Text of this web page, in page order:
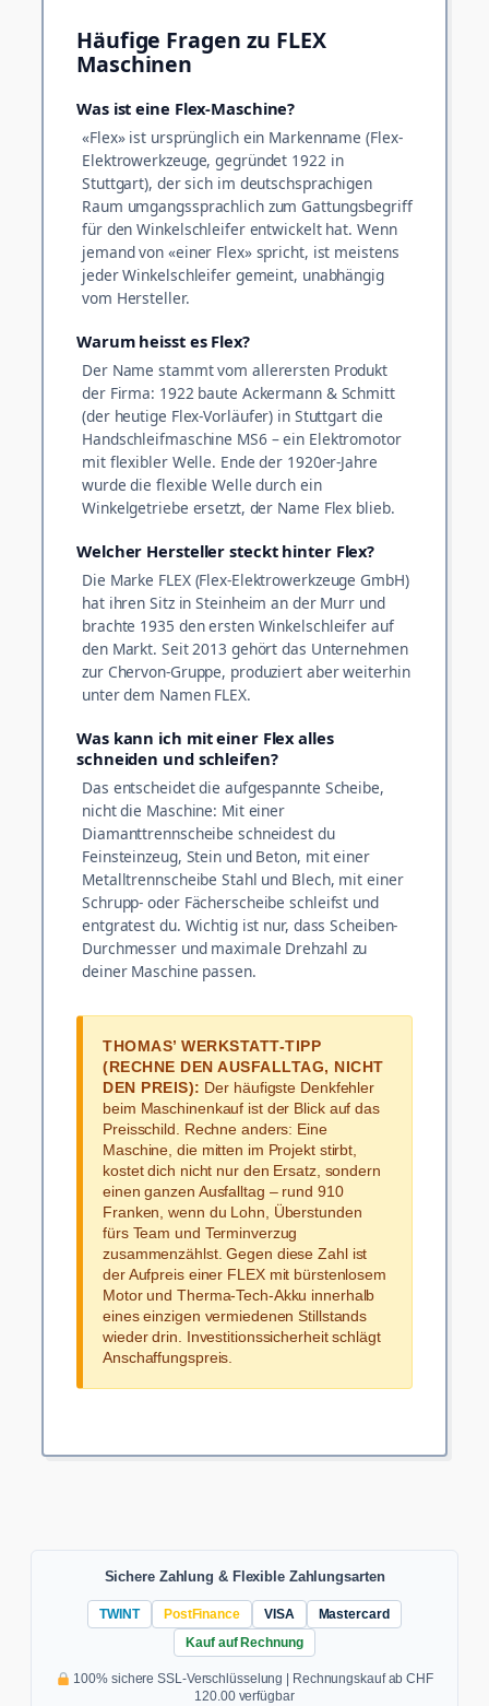
Häufige Fragen zu FLEX
Maschinen
Was ist eine Flex-Maschine?
«Flex» ist ursprünglich ein Markenname (Flex-
Elektrowerkzeuge, gegründet 1922 in
Stuttgart), der sich im deutschsprachigen
Raum umgangssprachlich zum Gattungsbegriff
für den Winkelschleifer entwickelt hat. Wenn
jemand von «einer Flex» spricht, ist meistens
jeder Winkelschleifer gemeint, unabhängig
vom Hersteller.
Warum heisst es Flex?
Der Name stammt vom allerersten Produkt
der Firma: 1922 baute Ackermann & Schmitt
(der heutige Flex-Vorläufer) in Stuttgart die
Handschleifmaschine MS6 – ein Elektromotor
mit flexibler Welle. Ende der 1920er-Jahre
wurde die flexible Welle durch ein
Winkelgetriebe ersetzt, der Name Flex blieb.
Welcher Hersteller steckt hinter Flex?
Die Marke FLEX (Flex-Elektrowerkzeuge GmbH)
hat ihren Sitz in Steinheim an der Murr und
brachte 1935 den ersten Winkelschleifer auf
den Markt. Seit 2013 gehört das Unternehmen
zur Chervon-Gruppe, produziert aber weiterhin
unter dem Namen FLEX.
Was kann ich mit einer Flex alles
schneiden und schleifen?
Das entscheidet die aufgespannte Scheibe,
nicht die Maschine: Mit einer
Diamanttrennscheibe schneidest du
Feinsteinzeug, Stein und Beton, mit einer
Metalltrennscheibe Stahl und Blech, mit einer
Schrupp- oder Fächerscheibe schleifst und
entgratest du. Wichtig ist nur, dass Scheiben-
Durchmesser und maximale Drehzahl zu
deiner Maschine passen.
THOMAS’ WERKSTATT-TIPP
(RECHNE DEN AUSFALLTAG, NICHT
DEN PREIS): Der häufigste Denkfehler
beim Maschinenkauf ist der Blick auf das
Preisschild. Rechne anders: Eine
Maschine, die mitten im Projekt stirbt,
kostet dich nicht nur den Ersatz, sondern
einen ganzen Ausfalltag – rund 910
Franken, wenn du Lohn, Überstunden
fürs Team und Terminverzug
zusammenzählst. Gegen diese Zahl ist
der Aufpreis einer FLEX mit bürstenlosem
Motor und Therma-Tech-Akku innerhalb
eines einzigen vermiedenen Stillstands
wieder drin. Investitionssicherheit schlägt
Anschaffungspreis.
Sichere Zahlung & Flexible Zahlungsarten
TWINT PostFinance VISA
Mastercard
Kauf auf Rechnung
100% sichere SSL-Verschlüsselung | Rechnungskauf ab CHF
120.00 verfügbar